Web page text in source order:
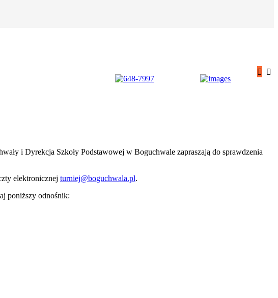
i Dyrekcja Szkoły Podstawowej w Boguchwale zapraszają do sprawdzenia
elektronicznej turniej@boguchwala.pl.
poniższy odnośnik: